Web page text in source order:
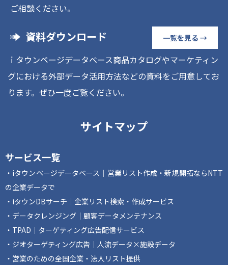
ご相談ください。
資料ダウンロード 一覧を見る →
ｉタウンページデータベース商品カタログやマーケティン
グにおける外部データ活用方法などの資料をご用意してお
ります。ぜひ一度ご覧ください。
サイトマップ
サービス一覧
iタウンページデータベース｜営業リスト作成・新規開拓ならNTT
の企業データで
iタウンDBサーチ｜企業リスト検索・作成サービス
データクレンジング｜顧客データメンテナンス
TPAD｜ターゲティング広告配信サービス
ジオターゲティング広告｜人流データ×施設データ
営業のための全国企業・法人リスト提供